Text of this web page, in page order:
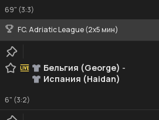
69" (3:3)
FC. Adriatic League (2х5 мин)
Бельгия (George) -
Испания (Haidan)
6" (3:2)